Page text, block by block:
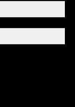
才(律師)培
使用AI如何幫
」課程(8/7